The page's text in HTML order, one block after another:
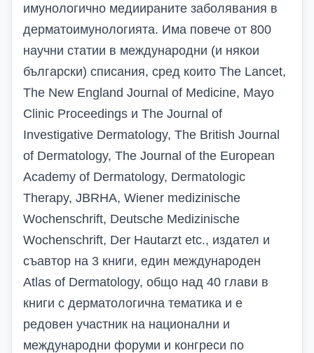
имунологично медиираните заболявания в
дерматоимунологията. Има повече от 800
научни статии в международни (и някои
български) списания, сред които The Lancet,
The New England Journal of Medicine, Mayo
Clinic Proceedings и The Journal of
Investigative Dermatology, The British Journal
of Dermatology, The Journal of the European
Academy of Dermatology, Dermatologic
Therapy, JBRHA, Wiener medizinische
Wochenschrift, Deutsche Medizinische
Wochenschrift, Der Hautarzt etc., издател и
съавтор на 3 книги, един международен
Atlas of Dermatology, общо над 40 глави в
книги с дерматологична тематика и е
редовен участник на национални и
международни форуми и конгреси по